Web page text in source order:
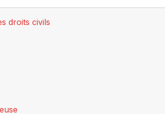
droits civils